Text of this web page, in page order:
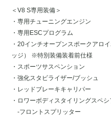
＜V8 S専用装備＞
・専用チューニングエンジン
・専用ESCプログラム
・20インチオープンスポークアロ
ッジ） ※特別装備装着前仕様
・スポーツサスペンション
・強化スタビライザー/ブッシュ
・レッドブレーキキャリパー
・ロワーボディスタイリングスペ
-フロントスプリッター